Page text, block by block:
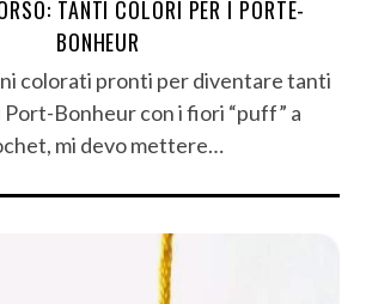
TANTI COLORI PER I PORTE-
BONHEUR
colorati pronti per diventare tanti
Bonheur con i fiori “puff” a
mi devo mettere…